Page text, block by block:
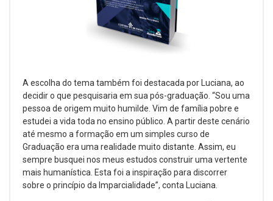
A escolha do tema também foi destacada por Luciana, ao
decidir o que pesquisaria em sua pós-graduação. “Sou uma
pessoa de origem muito humilde. Vim de família pobre e
estudei a vida toda no ensino público. A partir deste cenário
até mesmo a formação em um simples curso de
Graduação era uma realidade muito distante. Assim, eu
sempre busquei nos meus estudos construir uma vertente
mais humanística. Esta foi a inspiração para discorrer
sobre o princípio da Imparcialidade”, conta Luciana.